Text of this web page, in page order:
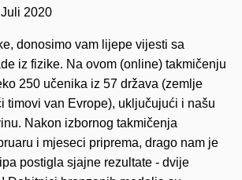
2020
donosimo vam lijepe vijesti sa
iz fizike. Na ovom (online) takmičenju
250 učenika iz 57 država (zemlje
timovi van Evrope), uključujući i našu
Nakon izbornog takmičenja
i mjeseci priprema, drago nam je
postigla sjajne rezultate - dvije